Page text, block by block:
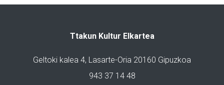
Ttakun Kultur Elkartea
Geltoki kalea 4, Lasarte-Oria 20160 Gipuzkoa
943 37 14 48